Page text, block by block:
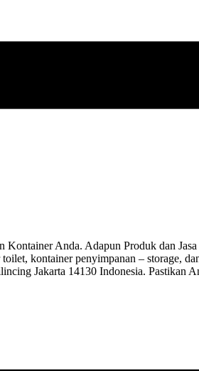
Anda. Adapun Produk dan
kontainer penyimpanan – storage,
Jakarta 14130 Indonesia. Pastikan